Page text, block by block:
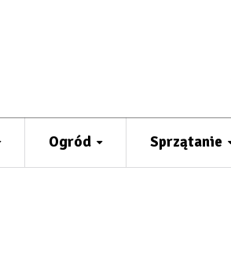
Ogród Sprzątanie